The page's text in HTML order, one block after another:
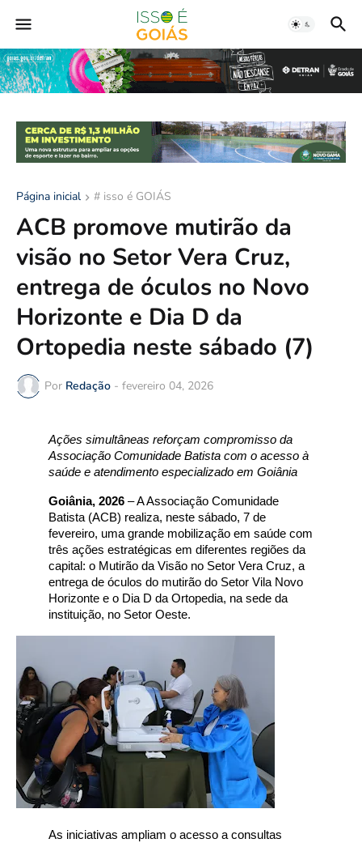
Página inicial # isso é GOIÁS
ACB promove mutirão da
visão no Setor Vera Cruz,
entrega de óculos no Novo
Horizonte e Dia D da
Ortopedia neste sábado (7)
Por Redação - fevereiro 04, 2026
Ações simultâneas reforçam compromisso da
Associação Comunidade Batista com o acesso à
saúde e atendimento especializado em Goiânia
Goiânia, 2026 – A Associação Comunidade
Batista (ACB) realiza, neste sábado, 7 de
fevereiro, uma grande mobilização em saúde com
três ações estratégicas em diferentes regiões da
capital: o Mutirão da Visão no Setor Vera Cruz, a
entrega de óculos do mutirão do Setor Vila Novo
Horizonte e o Dia D da Ortopedia, na sede da
instituição, no Setor Oeste.
As iniciativas ampliam o acesso a consultas